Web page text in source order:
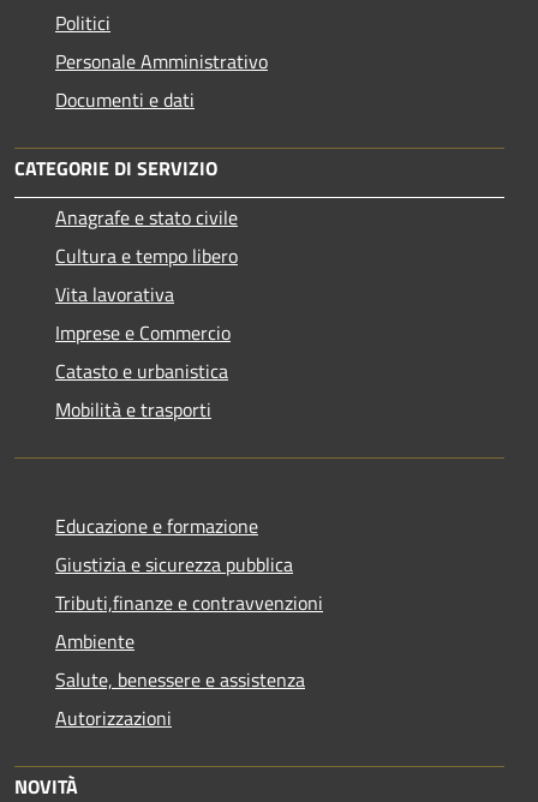
Politici
Personale Amministrativo
Documenti e dati
CATEGORIE DI SERVIZIO
Anagrafe e stato civile
Cultura e tempo libero
Vita lavorativa
Imprese e Commercio
Catasto e urbanistica
Mobilità e trasporti
Educazione e formazione
Giustizia e sicurezza pubblica
Tributi,finanze e contravvenzioni
Ambiente
Salute, benessere e assistenza
Autorizzazioni
NOVITÀ